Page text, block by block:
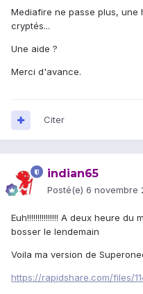
Mediafire ne passe plus, une
cryptés...
Une aide ?
Merci d'avance.
Citer
indian65
Posté(e) 6 novembre
Euh!!!!!!!!!!!!!!! A deux heure
bosser le lendemain
Voila ma version de
https://rapidshare.com/files/